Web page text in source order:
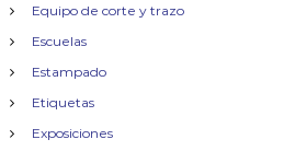
Equipo de corte y trazo
Escuelas
Estampado
Etiquetas
Exposiciones